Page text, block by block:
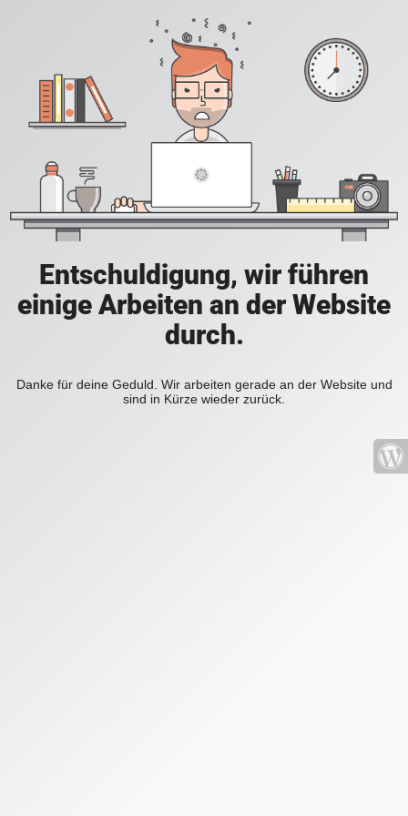
Entschuldigung, wir führen
einige Arbeiten an der Website
durch.
Danke für deine Geduld. Wir arbeiten gerade an der Website und
sind in Kürze wieder zurück.